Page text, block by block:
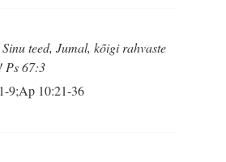
teed, Jumal, kõigi rahvaste
Ps 67:3
9;Ap 10:21-36